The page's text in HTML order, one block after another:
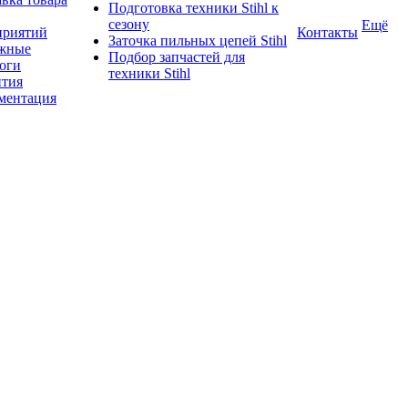
Подготовка техники Stihl к
сезону
Заточка пильных цепей Stihl
Подбор запчастей для
техники Stihl
Контакты Ещё